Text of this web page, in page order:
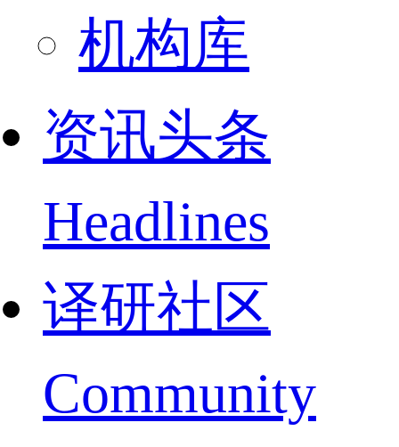
机构库
资讯头条
Headlines
译研社区
Community